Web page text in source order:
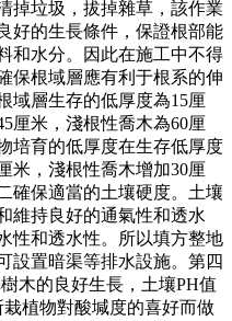
垃圾，拔掉雜草，該作業
好的生長條件，保證根部能
和水分。因此在施工中不得
保根域層應有利于根系的伸
域層生存的低厚度為15厘
厘米，淺根性喬木為60厘
培育的低厚度在生存低厚度
米，淺根性喬木增加30厘
確保適當的土壤硬度。土壤
維持良好的通氣性和透水
性和透水性。所以填方整地
設置暗渠等排水設施。第四
木的良好生長，土壤PH值
植物對酸堿度的喜好而做